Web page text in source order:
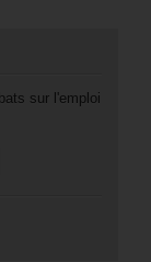
sur l'emploi